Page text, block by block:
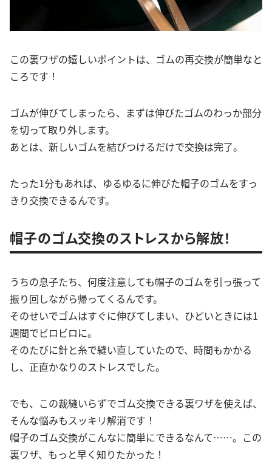
この裏ワザの嬉しいポイントは、ゴムの再交換が簡単なと
ころです！
ゴムが伸びてしまったら、まずは伸びたゴムのわっか部分
を切って取り外します。
あとは、新しいゴムを結びつけるだけで交換は完了。
たった1分もあれば、ゆるゆるに伸びた帽子のゴムをすっ
きり交換できるんです。
帽子のゴム交換のストレスから解放！
うちの息子たち、何度注意しても帽子のゴムを引っ張って
振り回しながら帰ってくるんです。
そのせいでゴムはすぐに伸びてしまい、ひどいときには1
週間でビロビロに。
そのたびに針と糸で縫い直していたので、時間もかかる
し、正直かなりのストレスでした。
でも、この裁縫いらずでゴム交換できる裏ワザを使えば、
そんな悩みもスッキリ解消です！
帽子のゴム交換がこんなに簡単にできるなんて……。この
裏ワザ、もっと早く知りたかった！